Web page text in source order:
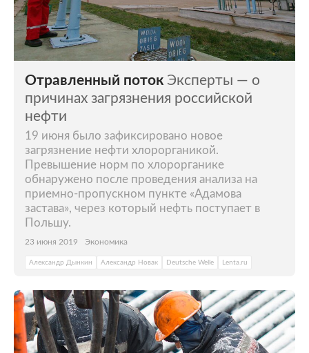
Отравленный поток Эксперты — о
причинах загрязнения российской
нефти
19 июня было зафиксировано новое
загрязнение нефти хлорорганикой.
Превышение норм по хлорорганике
обнаружено после проведения анализа на
приемно-пропускном пункте «Адамова
застава», через который нефть поступает в
Польшу.
23 июня 2019 Экономика
Александр Дынкин Александр Новак Deutsche Welle Lenta.ru